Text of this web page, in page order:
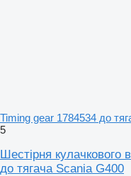
Timing gear 1784534 до
5
Шестірня кулачкового
до тягача Scania G400